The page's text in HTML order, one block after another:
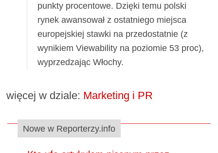
punkty procentowe. Dzięki temu polski
rynek awansował z ostatniego miejsca
europejskiej stawki na przedostatnie (z
wynikiem Viewability na poziomie 53 proc),
wyprzedzając Włochy.
więcej w dziale: Marketing i PR
Nowe w Reporterzy.info